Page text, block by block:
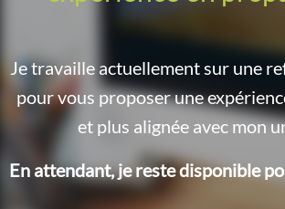
Je travaille actuellement sur une
pour vous proposer une
et plus alignée avec mon
En attendant, je reste disponible